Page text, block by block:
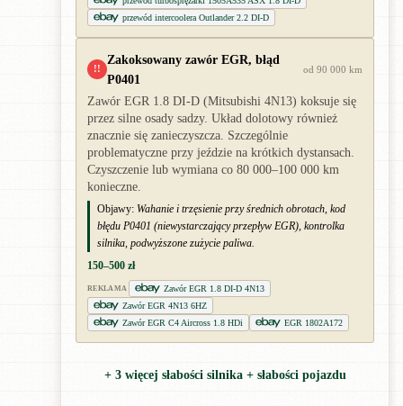
przewód intercoolera Outlander 2.2 DI-D
!!
Zakoksowany zawór EGR, błąd
P0401
od 90 000 km
Zawór EGR 1.8 DI-D (Mitsubishi 4N13) koksuje się
przez silne osady sadzy. Układ dolotowy również
znacznie się zanieczyszcza. Szczególnie
problematyczne przy jeździe na krótkich dystansach.
Czyszczenie lub wymiana co 80 000–100 000 km
konieczne.
Objawy: Wahanie i trzęsienie przy średnich obrotach, kod
błędu P0401 (niewystarczający przepływ EGR), kontrolka
silnika, podwyższone zużycie paliwa.
150–500 zł
REKLAMA
Zawór EGR 1.8 DI-D 4N13
Zawór EGR 4N13 6HZ
Zawór EGR C4 Aircross 1.8 HDi
EGR 1802A172
+ 3 więcej słabości silnika + słabości pojazdu